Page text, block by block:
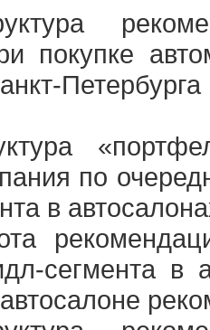
покупке
по
в
сегмента в